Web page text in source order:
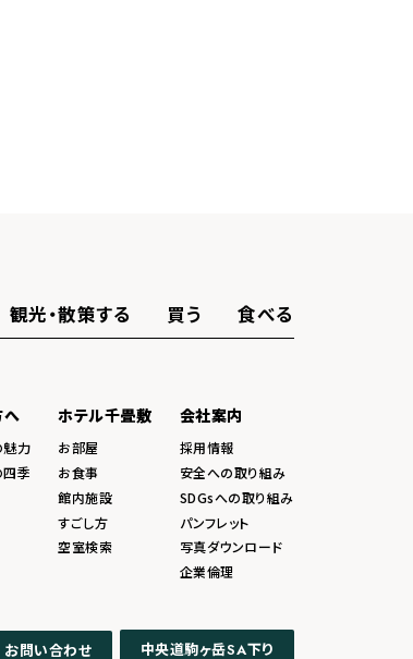
観光・散策する 買う 食べる
へ
魅力
四季
ホテル千畳敷
お部屋
お食事
館内施設
すごし方
空室検索
会社案内
採用情報
安全への取り組み
SDGsへの取り組み
パンフレット
写真ダウンロード
企業倫理
お問い合わせ 中央道駒ヶ岳SA下り